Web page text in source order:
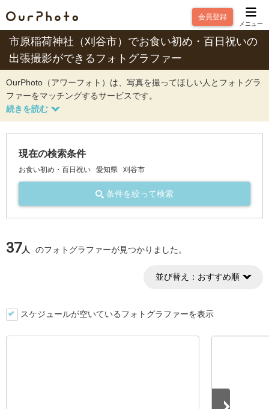
会員登録
メニュー
市原稲荷神社（刈谷市）でお食い初め・百日祝いの
出張撮影ができるフォトグラファー
OurPhoto（アワーフォト）は、写真を撮ってほしい人とフォトグラ
ファーをマッチングするサービスです。
現在の検索条件
お食い初め・百日祝い 愛知県 刈谷市
条件を絞って検索
37人 のフォトグラファーが見つかりました。
並び替え： おすすめ順
スケジュールが空いているフォトグラファーを表示